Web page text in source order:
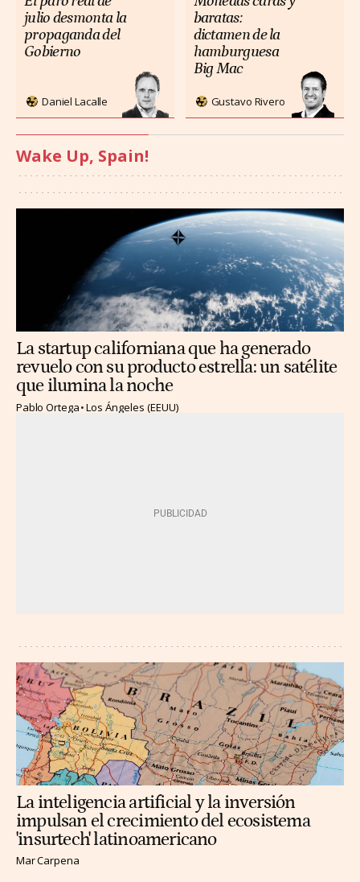
julio desmonta la
propaganda del
Gobierno
Daniel Lacalle
baratas:
dictamen de la
hamburguesa
Big Mac
Gustavo Rivero
Wake Up, Spain!
La startup californiana que ha generado
revuelo con su producto estrella: un satélite
que ilumina la noche
Pablo Ortega Los Ángeles (EEUU)
La inteligencia artificial y la inversión
impulsan el crecimiento del ecosistema
'insurtech' latinoamericano
Mar Carpena